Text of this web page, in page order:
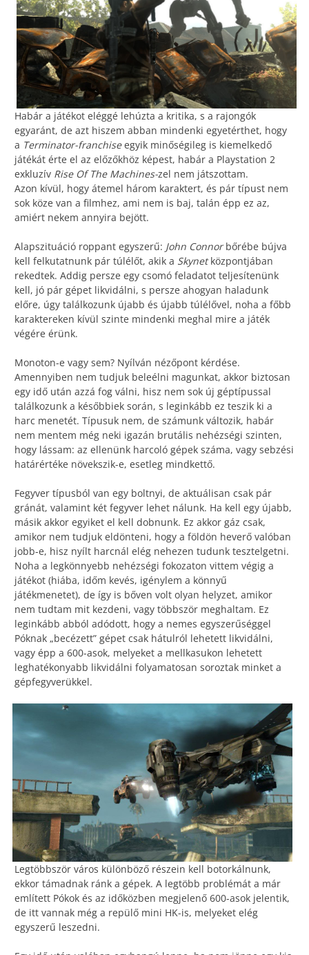
Habár a játékot eléggé lehúzta a kritika, s a rajongók
egyaránt, de azt hiszem abban mindenki egyetérthet, hogy
a Terminator-franchiseegyik minőségileg is kiemelkedő
játékát érte el az előzőkhöz képest, habár a Playstation 2
exkluzív Rise Of The Machines-zel nem játszottam.
Azon kívül, hogy átemel három karaktert, és pár típust nem
sok köze van a filmhez, ami nem is baj, talán épp ez az,
amiért nekem annyira bejött.
Alapszituáció roppant egyszerű: John Connorbőrébe bújva
kell felkutatnunk pár túlélőt, akik a Skynetközpontjában
rekedtek. Addig persze egy csomó feladatot teljesítenünk
kell, jó pár gépet likvidálni, s persze ahogyan haladunk
előre, úgy találkozunk újabb és újabb túlélővel, noha a főbb
karaktereken kívül szinte mindenki meghal mire a játék
végére érünk.
Monoton-e vagy sem? Nyílván nézőpont kérdése.
Amennyiben nem tudjuk beleélni magunkat, akkor biztosan
egy idő után azzá fog válni, hisz nem sok új géptípussal
találkozunk a későbbiek során, s leginkább ez teszik ki a
harc menetét. Típusuk nem, de számunk változik, habár
nem mentem még neki igazán brutális nehézségi szinten,
hogy lássam: az ellenünk harcoló gépek száma, vagy sebzési
határértéke növekszik-e, esetleg mindkettő.
Fegyver típusból van egy boltnyi, de aktuálisan csak pár
gránát, valamint két fegyver lehet nálunk. Ha kell egy újabb,
másik akkor egyiket el kell dobnunk. Ez akkor gáz csak,
amikor nem tudjuk eldönteni, hogy a földön heverő valóban
jobb-e, hisz nyílt harcnál elég nehezen tudunk tesztelgetni.
Noha a legkönnyebb nehézségi fokozaton vittem végig a
játékot (hiába, időm kevés, igénylem a könnyű
játékmenetet), de így is bőven volt olyan helyzet, amikor
nem tudtam mit kezdeni, vagy többször meghaltam. Ez
leginkább abból adódott, hogy a nemes egyszerűséggel
Póknak „becézett” gépet csak hátulról lehetett likvidálni,
vagy épp a 600-asok, melyeket a mellkasukon lehetett
leghatékonyabb likvidálni folyamatosan soroztak minket a
gépfegyverükkel.
Legtöbbször város különböző részein kell botorkálnunk,
ekkor támadnak ránk a gépek. A legtöbb problémát a már
említett Pókok és az időközben megjelenő 600-asok jelentik,
de itt vannak még a repülő mini HK-is, melyeket elég
egyszerű leszedni.